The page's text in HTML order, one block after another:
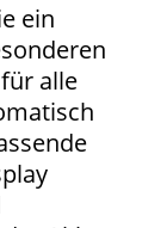
ein
alle